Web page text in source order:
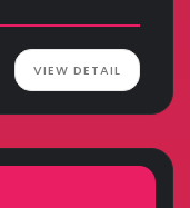
VIEW DETAIL